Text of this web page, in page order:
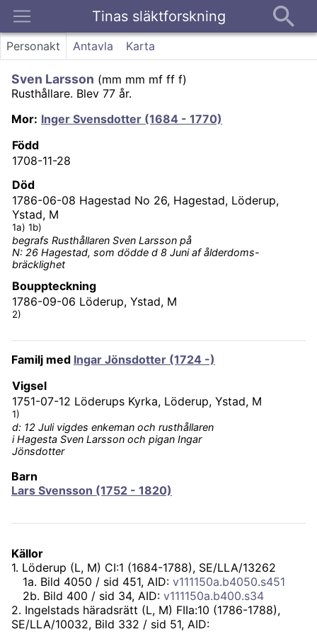
Tinas släktforskning
Kontakt
Personakt Antavla Karta
Sven Larsson (mm mm mf ff f)
Rusthållare. Blev 77 år.
Mor: Inger Svensdotter (1684 - 1770)
Född
1708-11-28
Död
1786-06-08 Hagestad No 26, Hagestad, Löderup,
Ystad, M
1a) 1b)
begrafs Rusthållaren Sven Larsson på
N: 26 Hagestad, som dödde d 8 Juni af ålderdoms-
bräcklighet
Bouppteckning
1786-09-06 Löderup, Ystad, M
2)
Familj med Ingar Jönsdotter (1724 -)
Vigsel
1751-07-12 Löderups Kyrka, Löderup, Ystad, M
1)
d: 12 Juli vigdes enkeman och rusthållaren
i Hagesta Sven Larsson och pigan Ingar
Jönsdotter
Barn
Lars Svensson (1752 - 1820)
Källor
1. Löderup (L, M) CI:1 (1684-1788), SE/LLA/13262
1a. Bild 4050 / sid 451, AID: v111150a.b4050.s451
2b. Bild 400 / sid 34, AID: v111150a.b400.s34
2. Ingelstads häradsrätt (L, M) FIIa:10 (1786-1788),
SE/LLA/10032, Bild 332 / sid 51, AID: